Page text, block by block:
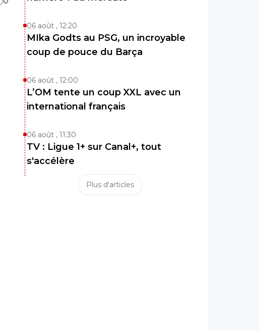
06 août , 12:20
MIka Godts au PSG, un incroyable
coup de pouce du Barça
06 août , 12:00
L’OM tente un coup XXL avec un
international français
06 août , 11:30
TV : Ligue 1+ sur Canal+, tout
s'accélère
Plus d'articles